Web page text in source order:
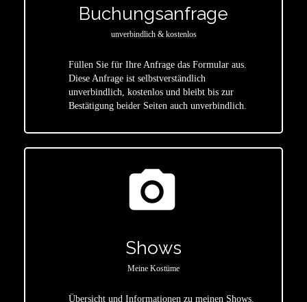
Buchungsanfrage
unverbindlich & kostenlos
Füllen Sie für Ihre Anfrage das Formular aus.
Diese Anfrage ist selbstverständlich
unverbindlich, kostenlos und bleibt bis zur
Bestätigung beider Seiten auch unverbindlich.
photo_camera
Shows
Meine Kostüme
Übersicht und Informationen zu meinen Shows.